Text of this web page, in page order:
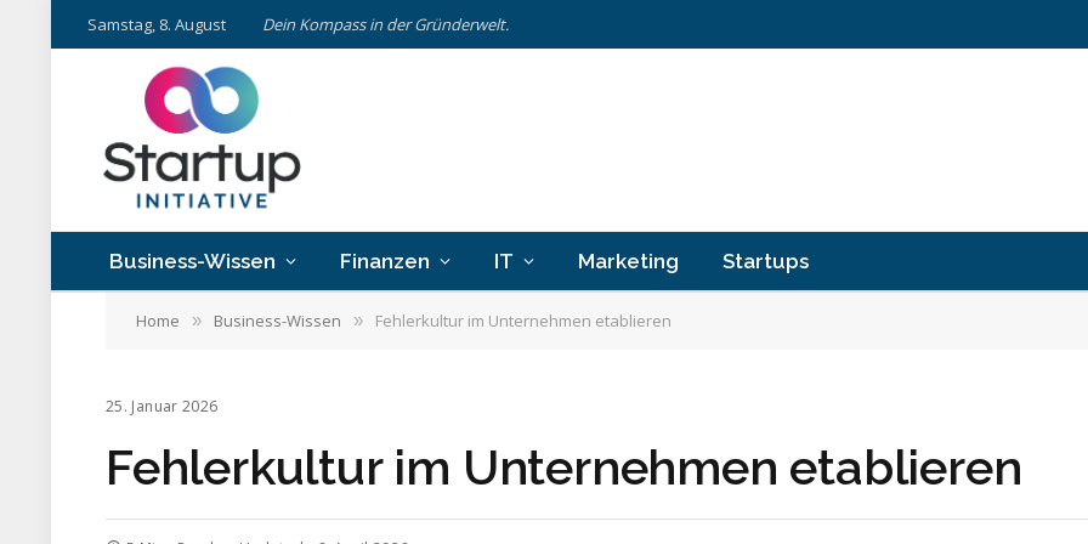
Samstag, 8. August Dein Kompass in der Gründerwelt.
Business-Wissen Finanzen IT Marketing Startups
Home » Business-Wissen » Fehlerkultur im Unternehmen etablieren
25. Januar 2026
Fehlerkultur im Unternehmen etablieren